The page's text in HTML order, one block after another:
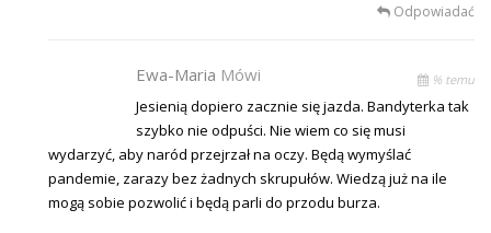
Odpowiadać
Ewa-Maria Mówi % temu
Jesienią dopiero zacznie się jazda. Bandyterka tak
szybko nie odpuści. Nie wiem co się musi
wydarzyć, aby naród przejrzał na oczy. Będą wymyślać
pandemie, zarazy bez żadnych skrupułów. Wiedzą już na ile
mogą sobie pozwolić i będą parli do przodu burza.